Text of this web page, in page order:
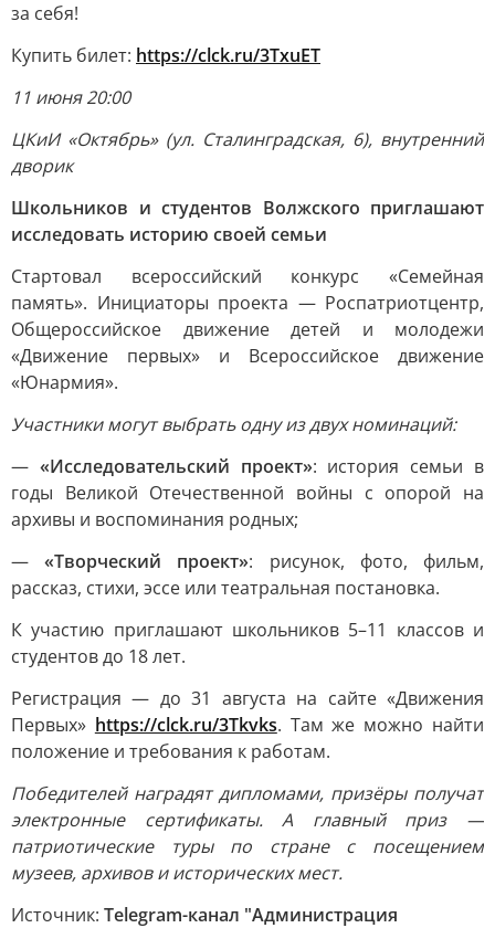
за себя!
Купить билет: https://clck.ru/3TxuET
11 июня 20:00
ЦКиИ «Октябрь» (ул. Сталинградская, 6), внутренний
дворик
Школьников и студентов Волжского приглашают
исследовать историю своей семьи
Стартовал всероссийский конкурс «Семейная
память». Инициаторы проекта — Роспатриотцентр,
Общероссийское движение детей и молодежи
«Движение первых» и Всероссийское движение
«Юнармия».
Участники могут выбрать одну из двух номинаций:
— «Исследовательский проект»: история семьи в
годы Великой Отечественной войны с опорой на
архивы и воспоминания родных;
—«Творческий проект»: рисунок, фото, фильм,
рассказ, стихи, эссе или театральная постановка.
К участию приглашают школьников 5–11 классов и
студентов до 18 лет.
Регистрация — до 31 августа на сайте «Движения
Первых» https://clck.ru/3Tkvks. Там же можно найти
положение и требования к работам.
Победителей наградят дипломами, призёры получат
электронные сертификаты. А главный приз —
патриотические туры по стране с посещением
музеев, архивов и исторических мест.
Источник: Telegram-канал "Администрация